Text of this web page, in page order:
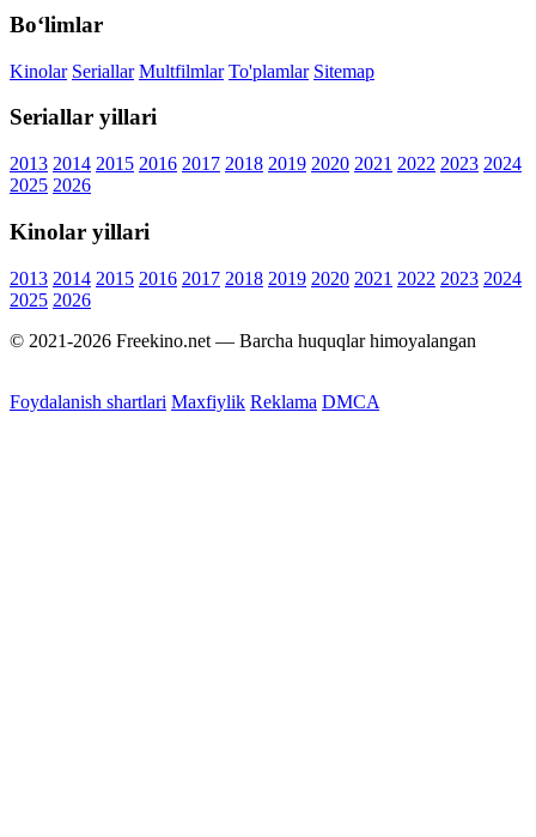
Bo‘limlar
Kinolar Seriallar Multfilmlar To'plamlar Sitemap
Seriallar yillari
2013 2014 2015 2016 2017 2018 2019 2020 2021 2022 2023 2024
2025 2026
Kinolar yillari
2013 2014 2015 2016 2017 2018 2019 2020 2021 2022 2023 2024
2025 2026
© 2021-2026 Freekino.net — Barcha huquqlar himoyalangan
Foydalanish shartlari Maxfiylik Reklama DMCA